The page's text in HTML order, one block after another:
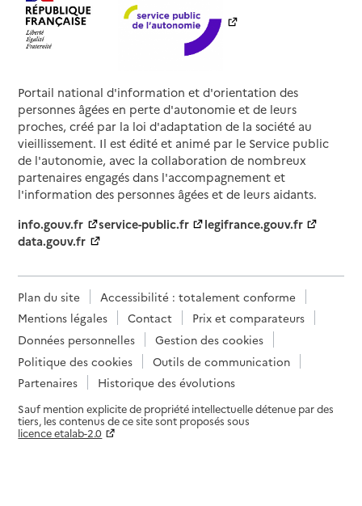
Portail national d'information et d'orientation des
personnes âgées en perte d'autonomie et de leurs
proches, créé par la loi d'adaptation de la société au
vieillissement. Il est édité et animé par le Service public
de l'autonomie, avec la collaboration de nombreux
partenaires engagés dans l'accompagnement et
l'information des personnes âgées et de leurs aidants.
info.gouv.fr
service-public.fr
legifrance.gouv.fr
data.gouv.fr
Plan du site
Accessibilité : totalement conforme
Mentions légales
Contact
Prix et comparateurs
Données personnelles
Gestion des cookies
Politique des cookies
Outils de communication
Partenaires
Historique des évolutions
Sauf mention explicite de propriété intellectuelle détenue par des
tiers, les contenus de ce site sont proposés sous
licence etalab-2.0